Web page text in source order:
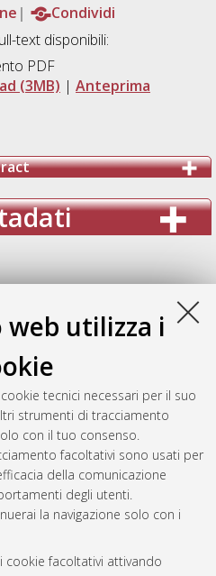
web utilizza i
tecnici necessari per il suo
strumenti di tracciamento
con il tuo consenso.
facoltativi sono usati per
della comunicazione
degli utenti.
la navigazione solo con i
cookie facoltativi attivando
Condividi
text disponibili:
PDF
(3MB) | Anteprima
documento: